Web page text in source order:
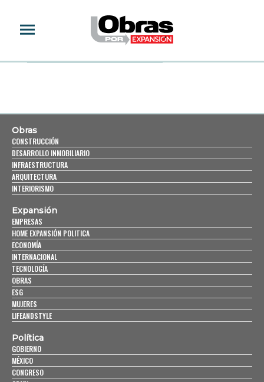
Obras
CONSTRUCCIÓN
DESARROLLO INMOBILIARIO
INFRAESTRUCTURA
ARQUITECTURA
INTERIORISMO
Expansión
EMPRESAS
HOME EXPANSIÓN POLITICA
ECONOMÍA
INTERNACIONAL
TECNOLOGÍA
OBRAS
ESG
MUJERES
LIFEANDSTYLE
Política
GOBIERNO
MÉXICO
CONGRESO